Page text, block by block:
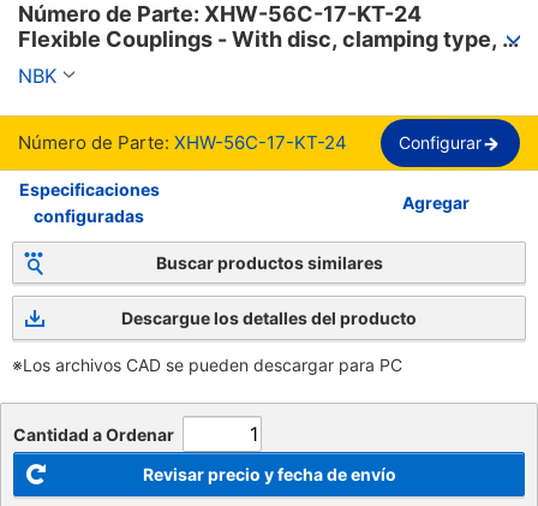
Número de Parte: XHW-56C-17-KT-24
Flexible Couplings - With disc, clamping type,
XHW/XHW-L series.
NBK
Número de Parte: XHW-56C-17-KT-24 Configurar
Especificaciones
configuradas
Agregar
Buscar productos similares
Descargue los detalles del producto
※Los archivos CAD se pueden descargar para PC
Cantidad a Ordenar
Revisar precio y fecha de envío